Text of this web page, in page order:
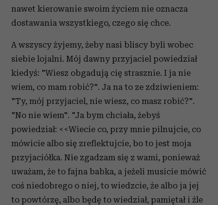
nawet kierowanie swoim życiem nie oznacza
dostawania wszystkiego, czego się chce.
A wszyscy żyjemy, żeby nasi bliscy byli wobec
siebie lojalni. Mój dawny przyjaciel powiedział
kiedyś: "Wiesz obgadują cię strasznie. I ja nie
wiem, co mam robić?". Ja na to ze zdziwieniem:
"Ty, mój przyjaciel, nie wiesz, co masz robić?".
"No nie wiem". "Ja bym chciała, żebyś
powiedział: <<Wiecie co, przy mnie pilnujcie, co
mówicie albo się zreflektujcie, bo to jest moja
przyjaciółka. Nie zgadzam się z wami, ponieważ
uważam, że to fajna babka, a jeżeli musicie mówić
coś niedobrego o niej, to wiedzcie, że albo ja jej
to powtórzę, albo będę to wiedział, pamiętał i źle